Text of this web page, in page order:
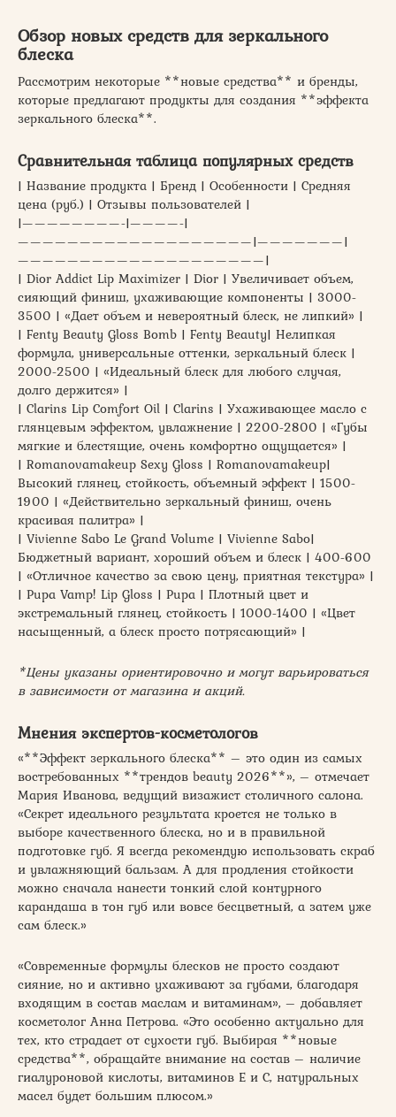
Обзор новых средств для зеркального
блеска
Рассмотрим некоторые **новые средства** и бренды,
которые предлагают продукты для создания **эффекта
зеркального блеска**.
Сравнительная таблица популярных средств
| Название продукта | Бренд | Особенности | Средняя
цена (руб.) | Отзывы пользователей |
|————————-|————-|
———————————————————|———————|
————————————————————|
| Dior Addict Lip Maximizer | Dior | Увеличивает объем,
сияющий финиш, ухаживающие компоненты | 3000-
3500 | «Дает объем и невероятный блеск, не липкий» |
| Fenty Beauty Gloss Bomb | Fenty Beauty| Нелипкая
формула, универсальные оттенки, зеркальный блеск |
2000-2500 | «Идеальный блеск для любого случая,
долго держится» |
| Clarins Lip Comfort Oil | Clarins | Ухаживающее масло с
глянцевым эффектом, увлажнение | 2200-2800 | «Губы
мягкие и блестящие, очень комфортно ощущается» |
| Romanovamakeup Sexy Gloss | Romanovamakeup|
Высокий глянец, стойкость, объемный эффект | 1500-
1900 | «Действительно зеркальный финиш, очень
красивая палитра» |
| Vivienne Sabo Le Grand Volume | Vivienne Sabo|
Бюджетный вариант, хороший объем и блеск | 400-600
| «Отличное качество за свою цену, приятная текстура» |
| Pupa Vamp! Lip Gloss | Pupa | Плотный цвет и
экстремальный глянец, стойкость | 1000-1400 | «Цвет
насыщенный, а блеск просто потрясающий» |
*Цены указаны ориентировочно и могут варьироваться
в зависимости от магазина и акций.
Мнения экспертов-косметологов
«**Эффект зеркального блеска** – это один из самых
востребованных **трендов beauty 2026**», – отмечает
Мария Иванова, ведущий визажист столичного салона.
«Секрет идеального результата кроется не только в
выборе качественного блеска, но и в правильной
подготовке губ. Я всегда рекомендую использовать скраб
и увлажняющий бальзам. А для продления стойкости
можно сначала нанести тонкий слой контурного
карандаша в тон губ или вовсе бесцветный, а затем уже
сам блеск.»
«Современные формулы блесков не просто создают
сияние, но и активно ухаживают за губами, благодаря
входящим в состав маслам и витаминам», – добавляет
косметолог Анна Петрова. «Это особенно актуально для
тех, кто страдает от сухости губ. Выбирая **новые
средства**, обращайте внимание на состав – наличие
гиалуроновой кислоты, витаминов Е и С, натуральных
масел будет большим плюсом.»